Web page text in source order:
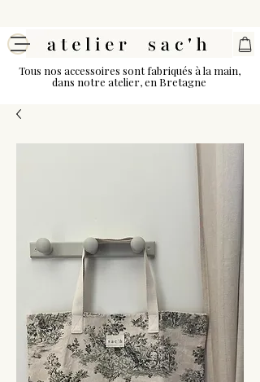
Tous nos accessoires sont fabriqués à la main,
dans notre atelier, en Bretagne